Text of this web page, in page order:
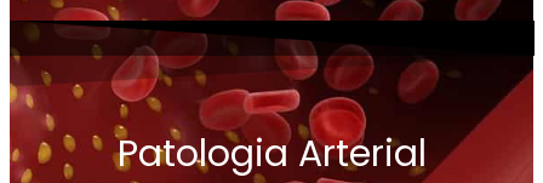
Patologia Arterial